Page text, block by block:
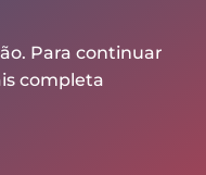
Para continuar
completa